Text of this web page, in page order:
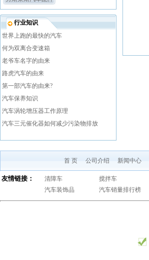
行业知识
世界上跑的最快的汽车
何为双离合变速箱
老爷车名字的由来
路虎汽车的由来
第一部汽车的由来?
汽车保养知识
汽车涡轮增压器工作原理
汽车三元催化器如何减少污染物排放
首 页 公司介绍 新闻中心
友情链接： 清障车 搅拌车
汽车装饰品
汽车销量排行榜